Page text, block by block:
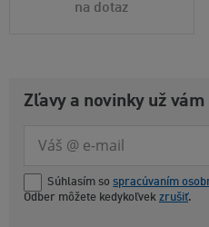
na dotaz
Zľavy a novinky už
Súhlasím so spracúvaním
Odber môžete kedykoľvek zrušiť.